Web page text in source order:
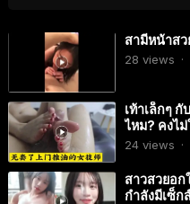
สามีหน้าสว
28 views ·
เท้าเล็กๆ
ไหม? คงไ
24views ·
สาวสวยอก
กำลังมีเซ็ก